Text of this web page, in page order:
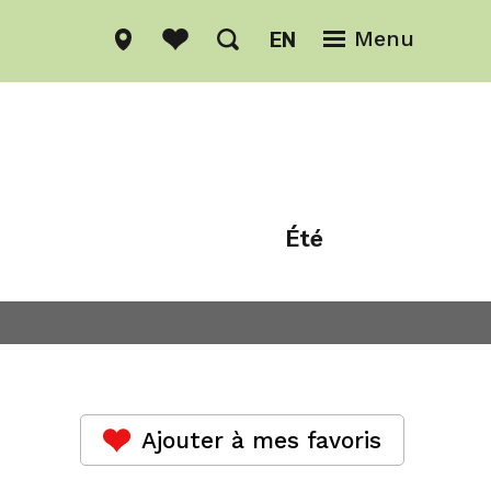
Menu
EN
Été
Ajouter à mes favoris